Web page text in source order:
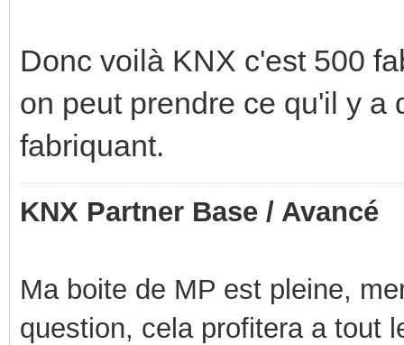
Donc voilà KNX c'est 500
on peut prendre ce qu'il y a
fabriquant.
KNX Partner Base / Avancé
Ma boite de MP est pleine,
question, cela profitera a tout